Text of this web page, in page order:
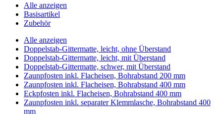
Alle anzeigen
Basisartikel
Zubehör
Alle anzeigen
Doppelstab-Gittermatte, leicht, ohne Überstand
Doppelstab-Gittermatte, leicht, mit Überstand
Doppelstab-Gittermatte, schwer, mit Überstand
Zaunpfosten inkl. Flacheisen, Bohrabstand 200 mm
Zaunpfosten inkl. Flacheisen, Bohrabstand 400 mm
Eckpfosten inkl. Flacheisen, Bohrabstand 400 mm
Zaunpfosten inkl. separater Klemmlasche, Bohrabstand 400
mm